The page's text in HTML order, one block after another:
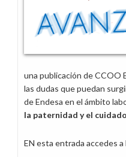
una publicación de CCOO
las dudas que puedan
de Endesa en el ámbito
la paternidad y el
EN esta entrada accedes